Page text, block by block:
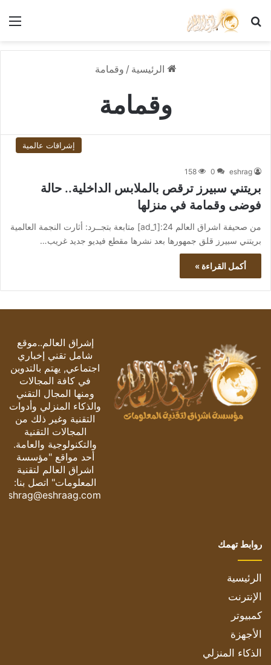
بحث عن
الرئيسية / وقمامة
وقمامة
إشراقات عالمية
eshrag
0
158
بريتني سبيرز ترقص بالملابس الداخلية.. حالة
فوضى وقمامة في منزلها
من صحيفة اشراق العالم 24:[ad_1] متابعة بتجــرد: أثارت النجمة العالمية
بريتني سبيرز قلق جمهورها بعد نشرها مقطع فيديو جديد غريب…
أكمل القراءة »
إشراق العالم..موقع
شامل تقني إخباري
اجتماعي, يهتم بالتدوين
في كافة المجالات
ومنها المجال التقني
والذكاء المنزلي وأدوات
التقنية وغير ذلك من
المجالات التقنية
والتكنولوجية والعامة.
أحد مواقع "مؤسسة
اشراق العالم لتقنية
المعلومات" اتصل بنا:
eshrag@eshraag.com
روابط تهمك
الرئيسية
الإنترنت
كمبيوتر
الأجهزة
الذكاء المنزلي